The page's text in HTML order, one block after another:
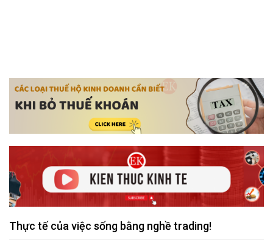
Thực tế của việc sống bằng nghề trading!